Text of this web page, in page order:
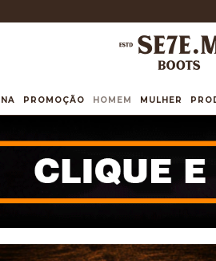
PROMOÇÃO HOMEM MULHER